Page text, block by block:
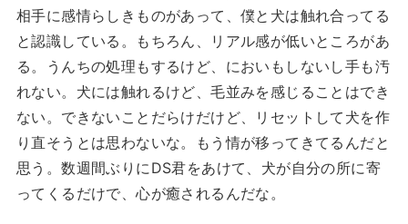
相手に感情らしきものがあって、僕と犬は触れ合ってる
と認識している。もちろん、リアル感が低いところがあ
る。うんちの処理もするけど、においもしないし手も汚
れない。犬には触れるけど、毛並みを感じることはでき
ない。できないことだらけだけど、リセットして犬を作
り直そうとは思わないな。もう情が移ってきてるんだと
思う。数週間ぶりにDS君をあけて、犬が自分の所に寄
ってくるだけで、心が癒されるんだな。